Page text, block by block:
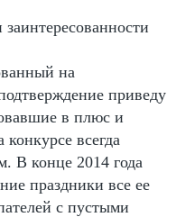
на
приведу
в плюс и
всегда
В конце 2014 года
праздники все ее
с пустыми